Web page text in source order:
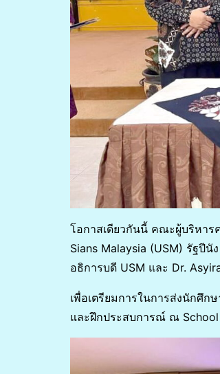
โอกาสเดียวกันนี้ คณะผู้บริหาร
Sians Malaysia (USM) รัฐปีนั
อธิการบดี USM และ Dr.
เพื่อเตรียมการในการส่งนักศึก
และฝึกประสบการณ์ ณ School